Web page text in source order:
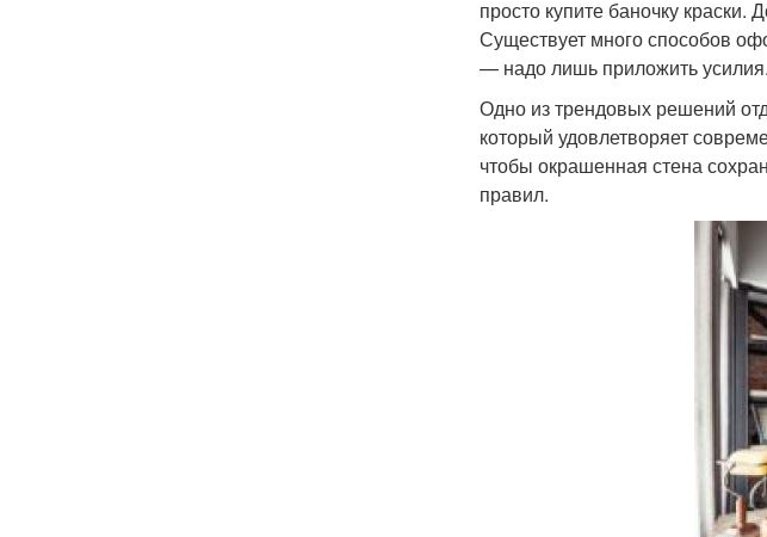
просто купите баночку
Существует много способов
— надо лишь приложить усилия.
Одно из трендовых решений
который удовлетворяет
чтобы окрашенная стена
правил.